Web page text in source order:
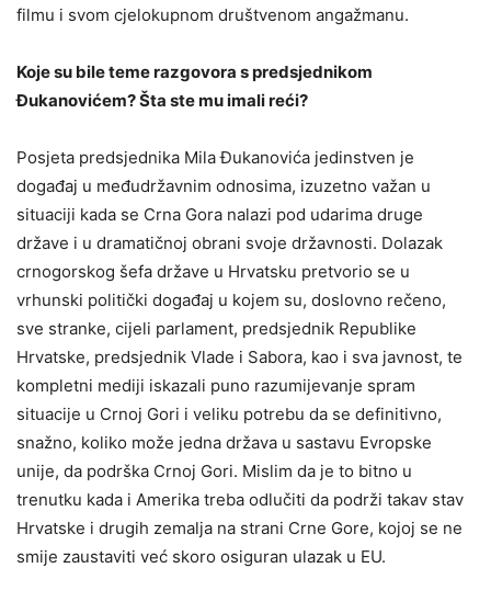
filmu i svom cjelokupnom društvenom angažmanu.
Koje su bile teme razgovora s predsjednikom
Đukanovićem? Šta ste mu imali reći?
Posjeta predsjednika Mila Đukanovića jedinstven je
događaj u međudržavnim odnosima, izuzetno važan u
situaciji kada se Crna Gora nalazi pod udarima druge
države i u dramatičnoj obrani svoje državnosti. Dolazak
crnogorskog šefa države u Hrvatsku pretvorio se u
vrhunski politički događaj u kojem su, doslovno rečeno,
sve stranke, cijeli parlament, predsjednik Republike
Hrvatske, predsjednik Vlade i Sabora, kao i sva javnost, te
kompletni mediji iskazali puno razumijevanje spram
situacije u Crnoj Gori i veliku potrebu da se definitivno,
snažno, koliko može jedna država u sastavu Evropske
unije, da podrška Crnoj Gori. Mislim da je to bitno u
trenutku kada i Amerika treba odlučiti da podrži takav stav
Hrvatske i drugih zemalja na strani Crne Gore, kojoj se ne
smije zaustaviti već skoro osiguran ulazak u EU.